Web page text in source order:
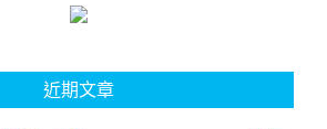
近期文章